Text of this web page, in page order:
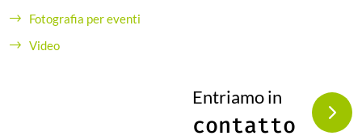
Fotografia per eventi
Video
Entriamo in
contatto